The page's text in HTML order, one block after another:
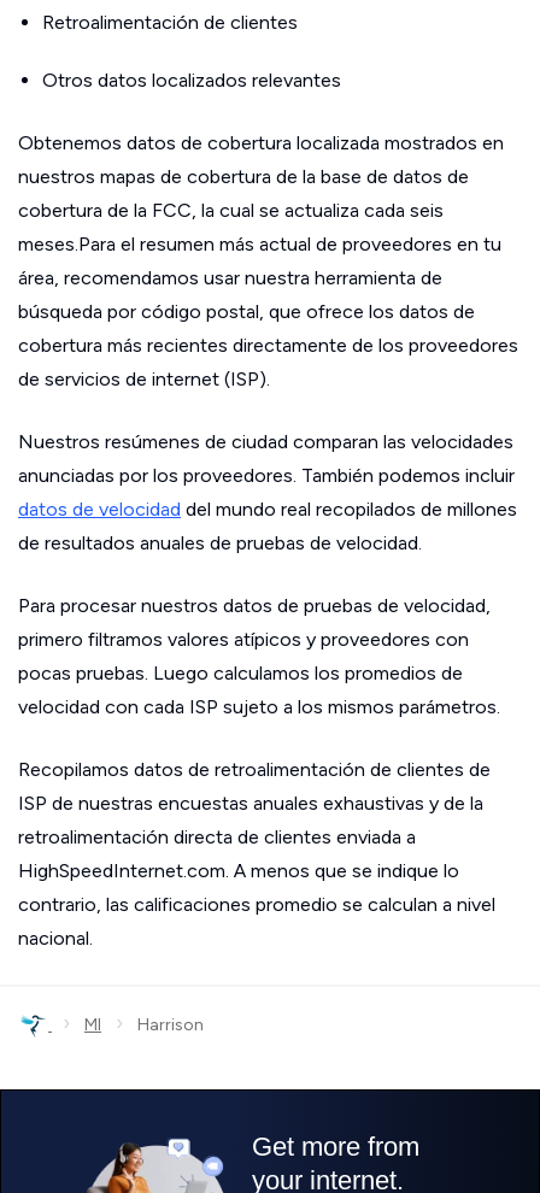
Retroalimentación de clientes
Otros datos localizados relevantes
Obtenemos datos de cobertura localizada mostrados en
nuestros mapas de cobertura de la base de datos de
cobertura de la FCC, la cual se actualiza cada seis
meses.Para el resumen más actual de proveedores en tu
área, recomendamos usar nuestra herramienta de
búsqueda por código postal, que ofrece los datos de
cobertura más recientes directamente de los proveedores
de servicios de internet (ISP).
Nuestros resúmenes de ciudad comparan las velocidades
anunciadas por los proveedores. También podemos incluir
datos de velocidad del mundo real recopilados de millones
de resultados anuales de pruebas de velocidad.
Para procesar nuestros datos de pruebas de velocidad,
primero filtramos valores atípicos y proveedores con
pocas pruebas. Luego calculamos los promedios de
velocidad con cada ISP sujeto a los mismos parámetros.
Recopilamos datos de retroalimentación de clientes de
ISP de nuestras encuestas anuales exhaustivas y de la
retroalimentación directa de clientes enviada a
HighSpeedInternet.com. A menos que se indique lo
contrario, las calificaciones promedio se calculan a nivel
nacional.
› MI › Harrison